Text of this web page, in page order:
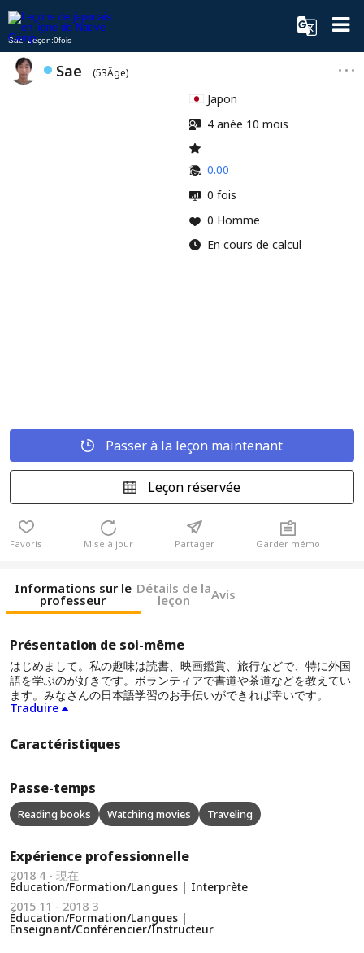
Sae Leçon:0fois
Sae (53Âge)
Japon
4 anée 10 mois
0.00
0 fois
0 Homme
En cours de calcul
Passer à la leçon maintenant
Leçon réservée
Favoris Mise à jour Partager Garder mémo
Informations sur le
professeur
Détails de la
leçon Avis
Présentation de soi-même
はじめまして。私の趣味は読書、映画鑑賞、旅行などで、特に外国
語を学ぶのが好きです。ボランティアで書道や茶道などを教えてい
ます。みなさんの日本語学習のお手伝いができれば幸いです。
Traduire
Caractéristiques
Passe-temps
Reading books Watching movies Traveling
Expérience professionnelle
2018 4 - 現在
Éducation/Formation/Langues | Interprète
2015 11 - 2018 3
Éducation/Formation/Langues |
Enseignant/Conférencier/Instructeur